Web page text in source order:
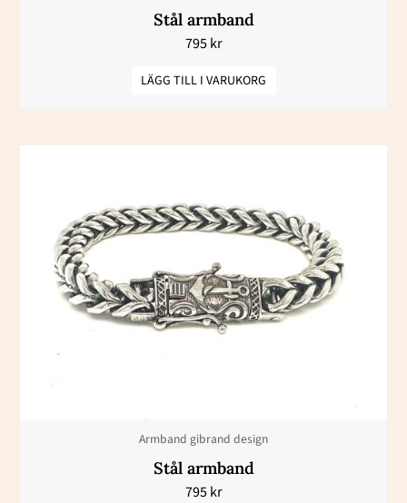
Stål armband
795kr
LÄGG TILL I VARUKORG
Armband gibrand design
Stål armband
795kr